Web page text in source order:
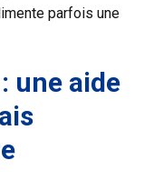
parfois une
une aide